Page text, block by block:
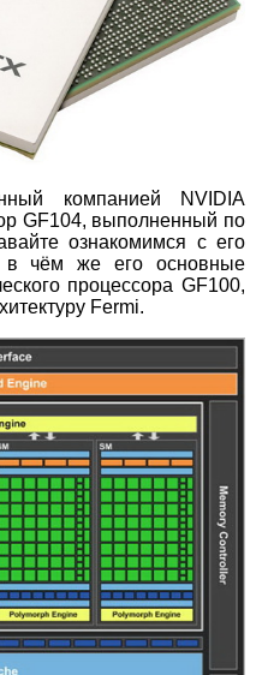
компанией NVIDIA
GF104, выполненный по
ознакомимся с его
в чём же его основные
процессора GF100,
Fermi.